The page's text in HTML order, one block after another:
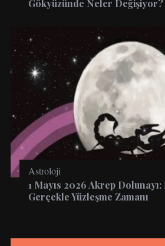
Gökyüzünde Neler Değişiyor?
Astroloji
1 Mayıs 2026 Akrep
Gerçekle Yüzleşme Zamanı